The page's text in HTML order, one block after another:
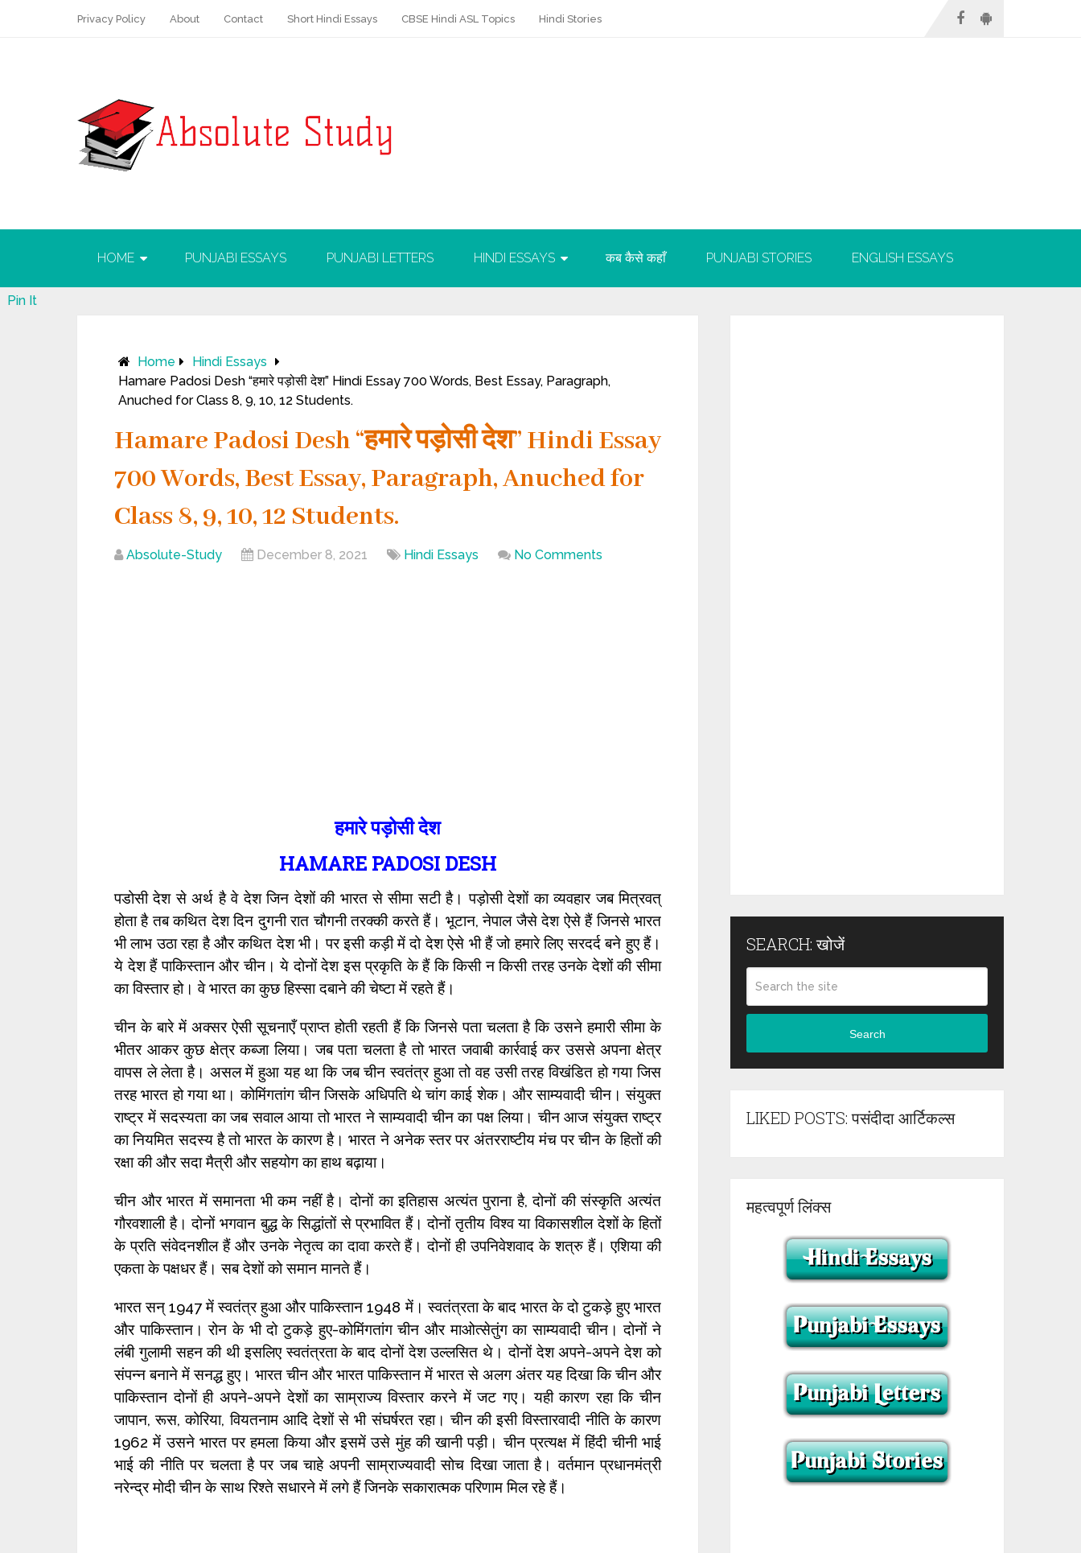
Privacy Policy About Contact Short Hindi Essays CBSE Hindi ASL Topics Hindi Stories
HOME PUNJABI ESSAYS PUNJABI LETTERS HINDI ESSAYS कब कैसे कहाँ PUNJABI STORIES ENGLISH ESSAYS
Home
Hindi Essays
Hamare Padosi Desh “हमारे पड़ोसी देश” Hindi Essay 700 Words, Best Essay, Paragraph,
Anuched for Class 8, 9, 10, 12 Students.
Hamare Padosi Desh “हमारे पड़ोसी देश” Hindi Essay
700 Words, Best Essay, Paragraph, Anuched for
Class 8, 9, 10, 12 Students.
Absolute-Study December 8, 2021 Hindi Essays No Comments
हमारे पड़ोसी देश
HAMARE PADOSI DESH
पडोसी देश से अर्थ है वे देश जिन देशों की भारत से सीमा सटी है। पड़ोसी देशों का व्यवहार जब मित्रवत्
होता है तब कथित देश दिन दुगनी रात चौगनी तरक्की करते हैं। भूटान, नेपाल जैसे देश ऐसे हैं जिनसे भारत
भी लाभ उठा रहा है और कथित देश भी। पर इसी कड़ी में दो देश ऐसे भी हैं जो हमारे लिए सरदर्द बने हुए हैं।
ये देश हैं पाकिस्तान और चीन। ये दोनों देश इस प्रकृति के हैं कि किसी न किसी तरह उनके देशों की सीमा
का विस्तार हो। वे भारत का कुछ हिस्सा दबाने की चेष्टा में रहते हैं।
चीन के बारे में अक्सर ऐसी सूचनाएँ प्राप्त होती रहती हैं कि जिनसे पता चलता है कि उसने हमारी सीमा के
भीतर आकर कुछ क्षेत्र कब्जा लिया। जब पता चलता है तो भारत जवाबी कार्रवाई कर उससे अपना क्षेत्र
वापस ले लेता है। असल में हुआ यह था कि जब चीन स्वतंत्र हुआ तो वह उसी तरह विखंडित हो गया जिस
तरह भारत हो गया था। कोमिंगतांग चीन जिसके अधिपति थे चांग काई शेक। और साम्यवादी चीन। संयुक्त
राष्ट्र में सदस्यता का जब सवाल आया तो भारत ने साम्यवादी चीन का पक्ष लिया। चीन आज संयुक्त राष्ट्र
का नियमित सदस्य है तो भारत के कारण है। भारत ने अनेक स्तर पर अंतरराष्टीय मंच पर चीन के हितों की
रक्षा की और सदा मैत्री और सहयोग का हाथ बढ़ाया।
चीन और भारत में समानता भी कम नहीं है। दोनों का इतिहास अत्यंत पुराना है, दोनों की संस्कृति अत्यंत
गौरवशाली है। दोनों भगवान बुद्ध के सिद्धांतों से प्रभावित हैं। दोनों तृतीय विश्व या विकासशील देशों के हितों
के प्रति संवेदनशील हैं और उनके नेतृत्व का दावा करते हैं। दोनों ही उपनिवेशवाद के शत्रु हैं। एशिया की
एकता के पक्षधर हैं। सब देशों को समान मानते हैं।
भारत सन् 1947 में स्वतंत्र हुआ और पाकिस्तान 1948 में। स्वतंत्रता के बाद भारत के दो टुकड़े हुए भारत
और पाकिस्तान। रोन के भी दो टुकड़े हुए-कोमिंगतांग चीन और माओत्सेतुंग का साम्यवादी चीन। दोनों ने
लंबी गुलामी सहन की थी इसलिए स्वतंत्रता के बाद दोनों देश उल्लसित थे। दोनों देश अपने-अपने देश को
संपन्न बनाने में सनद्ध हुए। भारत चीन और भारत पाकिस्तान में भारत से अलग अंतर यह दिखा कि चीन और
पाकिस्तान दोनों ही अपने-अपने देशों का साम्राज्य विस्तार करने में जट गए। यही कारण रहा कि चीन
जापान, रूस, कोरिया, वियतनाम आदि देशों से भी संघर्षरत रहा। चीन की इसी विस्तारवादी नीति के कारण
1962 में उसने भारत पर हमला किया और इसमें उसे मुंह की खानी पड़ी। चीन प्रत्यक्ष में हिंदी चीनी भाई
भाई की नीति पर चलता है पर जब चाहे अपनी साम्राज्यवादी सोच दिखा जाता है। वर्तमान प्रधानमंत्री
नरेन्द्र मोदी चीन के साथ रिश्ते सधारने में लगे हैं जिनके सकारात्मक परिणाम मिल रहे हैं।
Pin It
SEARCH: खोजें
Search
LIKED POSTS: पसंदीदा आर्टिकल्स
महत्वपूर्ण लिंक्स